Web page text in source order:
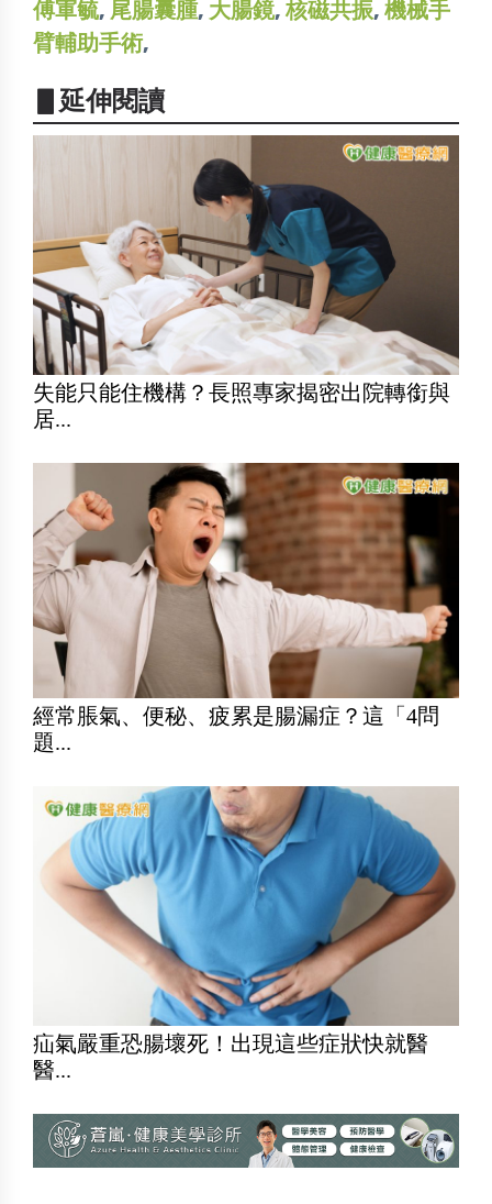
傅軍毓, 尾腸囊腫, 大腸鏡, 核磁共振, 機械手
臂輔助手術,
▋延伸閱讀
失能只能住機構？長照專家揭密出院轉銜與
居...
經常脹氣、便秘、疲累是腸漏症？這「4問
題...
疝氣嚴重恐腸壞死！出現這些症狀快就醫
醫...